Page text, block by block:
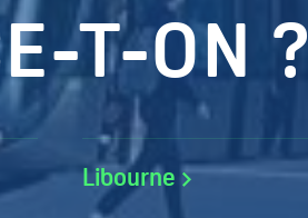
T-ON ?
Libourne